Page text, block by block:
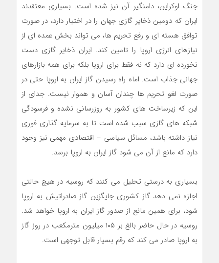
جنگ اوکراین، دامنگیر آن نیز شده است. بسیاری معتقدند
ایران که دومین ذخایر گازی جهان را در اختیار دارد، در صورت
توافق هسته ای و رفع تحریم ها، می تواند بخش عمده ای از
نیازهای انرژی اروپا را تامین کند. ایران ذخایر گازی دست
نخورده ای دارد که نه فقط برای اروپا بلکه برای همه بازارهای
جهانی جذاب است. اماه راه رسیدن گاز ایران به اروپا حتی در
صورت لغو تحریم ها چندان آسان و هموار نیست. جدای از
این که زیرساخت های کشور به روزرسانی نشده و فرسودگی
شبکه های گازی سبب شده است تا به سرمایه گذاری فوری
نیاز داشته باشد، مسائل سیاسی – اقتصادی مهمی نیز وجود
دارد که مانع از آن می شود گاز ایران به اروپا برسد.
بسیاری به درستی تحلیل می کنند که روسیه در هیچ حالتی
اجازه نمی دهد گاز کشوری جایگزین گاز صادراتیش به اروپا
شود، برای همین مانع از صدور گاز ایران به اروپا خواهد شد.
روسیه در حال حاضر بالغ بر ۱۰۵ میلیون مترمکعب در روز گاز
به اروپا صادر می کند که رقم بسیار قابل توجهی است.